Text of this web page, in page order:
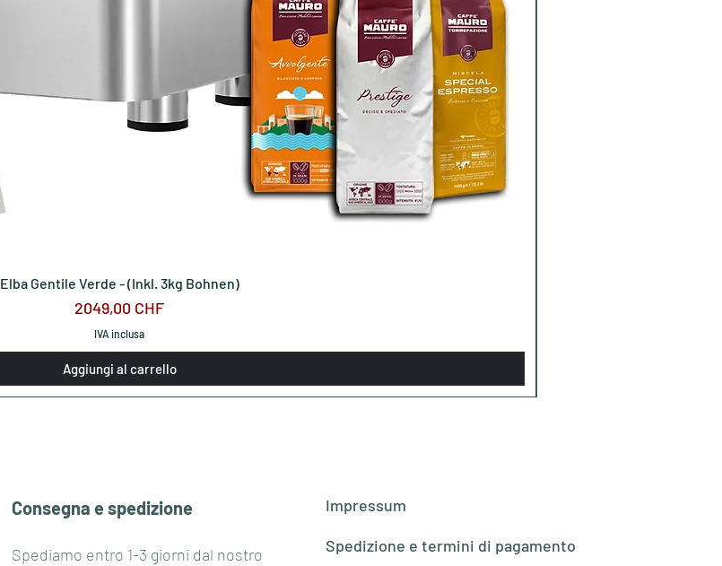
Elba Gentile Verde - (Inkl. 3kg Bohnen)
Prezzo
2049,00 CHF
IVA inclusa
Aggiungi al carrello
Consegna e spedizione
Spediamo entro 1-3 giorni dal nostro
Impressum
Spedizione e termini di pagamento